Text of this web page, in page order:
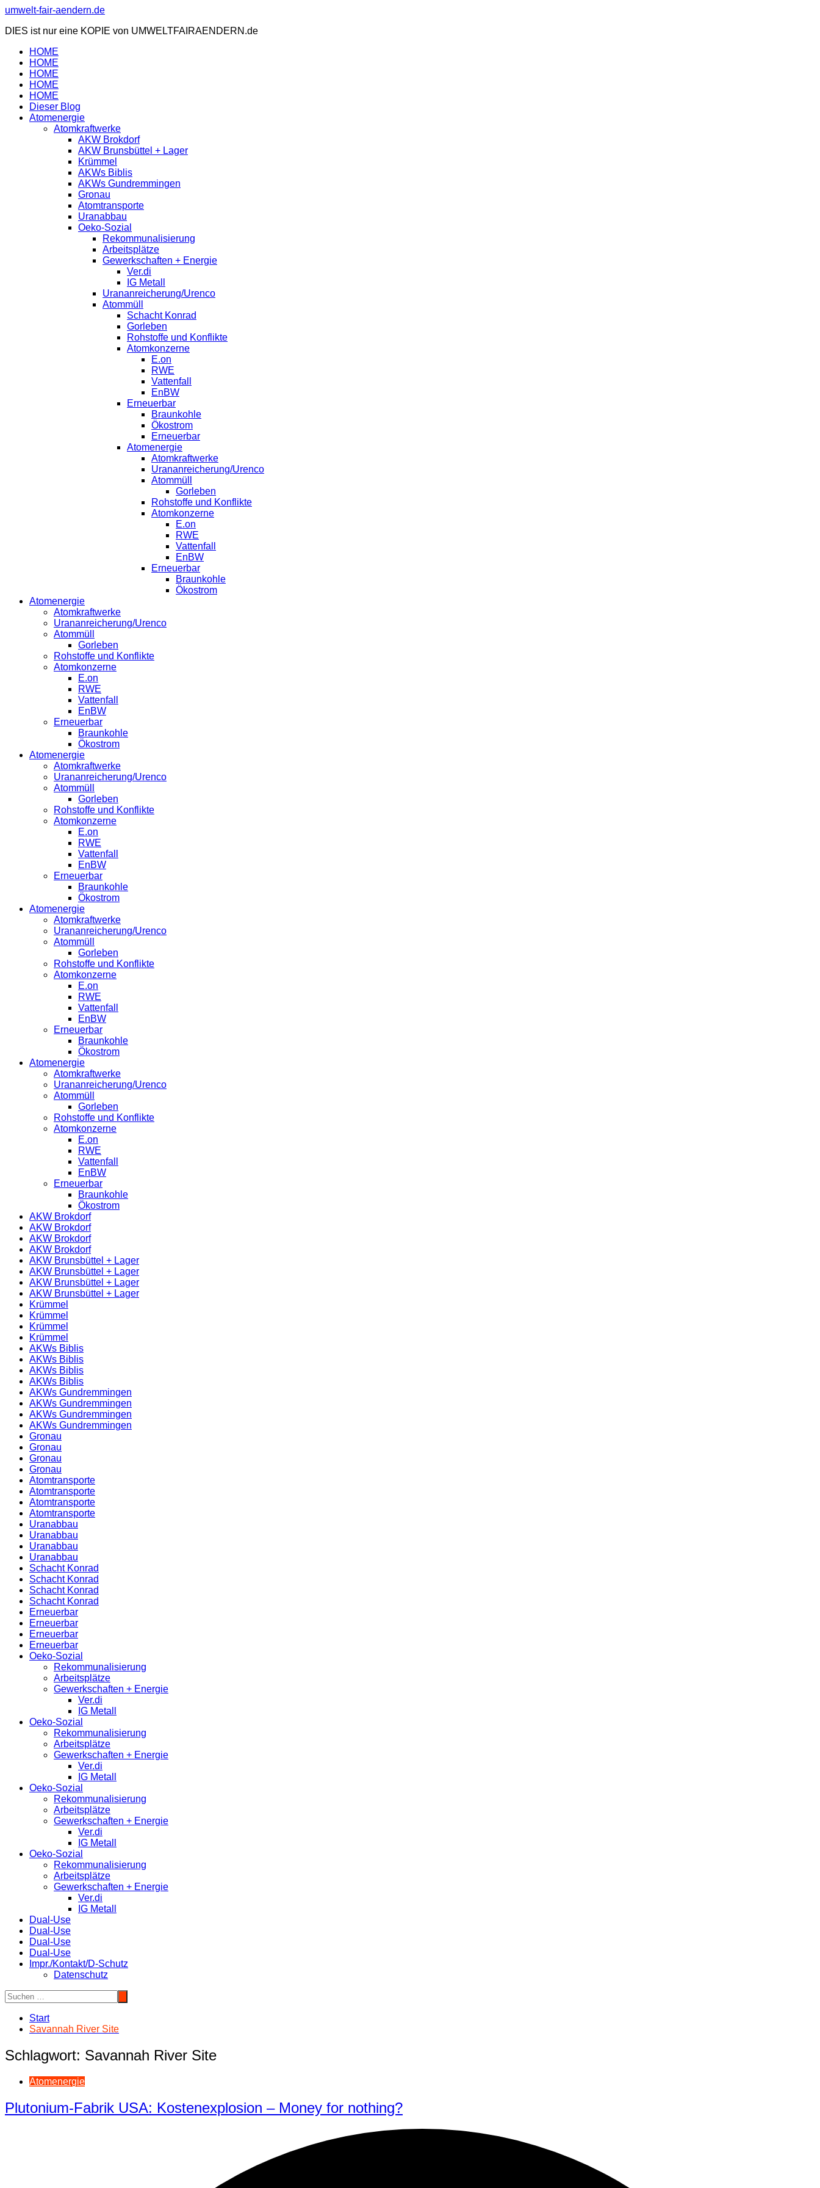
Zum
springen
umwelt-fair-aendern.de
DIES ist nur eine KOPIE von UMWELTFAIRAENDERN.de
HOME
HOME
HOME
HOME
HOME
Dieser Blog
Atomenergie
Atomkraftwerke
AKW Brokdorf
AKW Brunsbüttel + Lager
Krümmel
AKWs Biblis
AKWs Gundremmingen
Gronau
Atomtransporte
Uranabbau
Oeko-Sozial
Rekommunalisierung
Arbeitsplätze
Gewerkschaften + Energie
Ver.di
IG Metall
Urananreicherung/Urenco
Atommüll
Schacht Konrad
Gorleben
Rohstoffe und Konflikte
Atomkonzerne
E.on
RWE
Vattenfall
EnBW
Erneuerbar
Braunkohle
Ökostrom
Erneuerbar
Atomenergie
Atomkraftwerke
Urananreicherung/Urenco
Atommüll
Gorleben
Rohstoffe und Konflikte
Atomkonzerne
E.on
RWE
Vattenfall
EnBW
Erneuerbar
Braunkohle
Ökostrom
Atomenergie
Atomkraftwerke
Urananreicherung/Urenco
Atommüll
Gorleben
Rohstoffe und Konflikte
Atomkonzerne
E.on
RWE
Vattenfall
EnBW
Erneuerbar
Braunkohle
Ökostrom
Atomenergie
Atomkraftwerke
Urananreicherung/Urenco
Atommüll
Gorleben
Rohstoffe und Konflikte
Atomkonzerne
E.on
RWE
Vattenfall
EnBW
Erneuerbar
Braunkohle
Ökostrom
Atomenergie
Atomkraftwerke
Urananreicherung/Urenco
Atommüll
Gorleben
Rohstoffe und Konflikte
Atomkonzerne
E.on
RWE
Vattenfall
EnBW
Erneuerbar
Braunkohle
Ökostrom
Atomenergie
Atomkraftwerke
Urananreicherung/Urenco
Atommüll
Gorleben
Rohstoffe und Konflikte
Atomkonzerne
E.on
RWE
Vattenfall
EnBW
Erneuerbar
Braunkohle
Ökostrom
AKW Brokdorf
AKW Brokdorf
AKW Brokdorf
AKW Brokdorf
AKW Brunsbüttel + Lager
AKW Brunsbüttel + Lager
AKW Brunsbüttel + Lager
AKW Brunsbüttel + Lager
Krümmel
Krümmel
Krümmel
Krümmel
AKWs Biblis
AKWs Biblis
AKWs Biblis
AKWs Biblis
AKWs Gundremmingen
AKWs Gundremmingen
AKWs Gundremmingen
AKWs Gundremmingen
Gronau
Gronau
Gronau
Gronau
Atomtransporte
Atomtransporte
Atomtransporte
Atomtransporte
Uranabbau
Uranabbau
Uranabbau
Uranabbau
Schacht Konrad
Schacht Konrad
Schacht Konrad
Schacht Konrad
Erneuerbar
Erneuerbar
Erneuerbar
Erneuerbar
Oeko-Sozial
Rekommunalisierung
Arbeitsplätze
Gewerkschaften + Energie
Ver.di
IG Metall
Oeko-Sozial
Rekommunalisierung
Arbeitsplätze
Gewerkschaften + Energie
Ver.di
IG Metall
Oeko-Sozial
Rekommunalisierung
Arbeitsplätze
Gewerkschaften + Energie
Ver.di
IG Metall
Oeko-Sozial
Rekommunalisierung
Arbeitsplätze
Gewerkschaften + Energie
Ver.di
IG Metall
Dual-Use
Dual-Use
Dual-Use
Dual-Use
Impr./Kontakt/D-Schutz
Datenschutz
Start
Savannah River Site
Schlagwort: Savannah River Site
Atomenergie
Plutonium-Fabrik USA: Kostenexplosion – Money for nothing?